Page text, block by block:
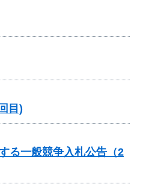
目)
る一般競争入札公告（2